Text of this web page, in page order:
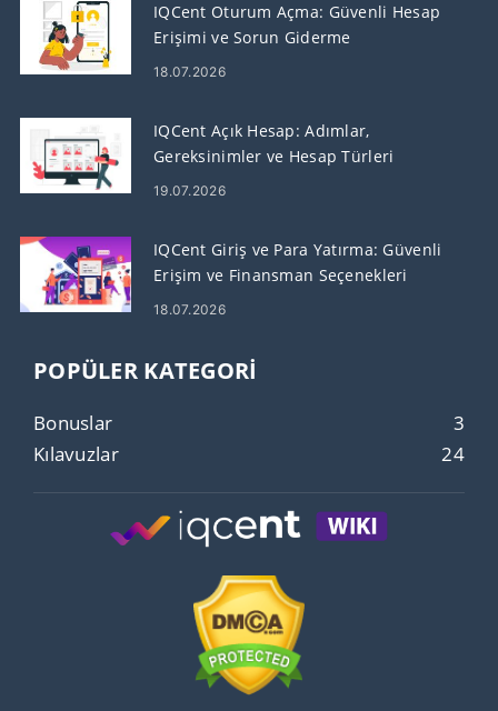
IQCent Oturum Açma: Güvenli Hesap
Erişimi ve Sorun Giderme
18.07.2026
IQCent Açık Hesap: Adımlar,
Gereksinimler ve Hesap Türleri
19.07.2026
IQCent Giriş ve Para Yatırma: Güvenli
Erişim ve Finansman Seçenekleri
18.07.2026
POPÜLER KATEGORI
Bonuslar
3
Kılavuzlar
24